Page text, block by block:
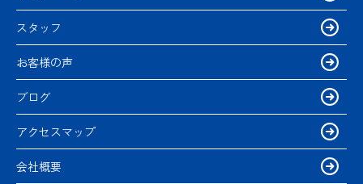
スタッフ
お客様の声
ブログ
アクセスマップ
会社概要